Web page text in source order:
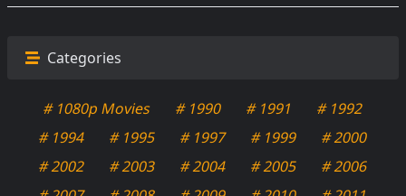
Categories
# 1080p Movies # 1990 # 1991
# 1992
# 1994
# 1995 # 1997 # 1999
# 2000
# 2002
# 2003 # 2004 # 2005
# 2006